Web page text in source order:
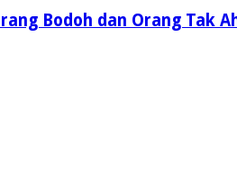
Bodoh dan Orang Tak